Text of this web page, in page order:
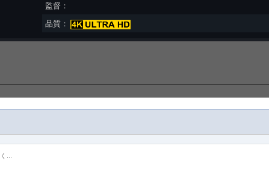
監督：
品質：